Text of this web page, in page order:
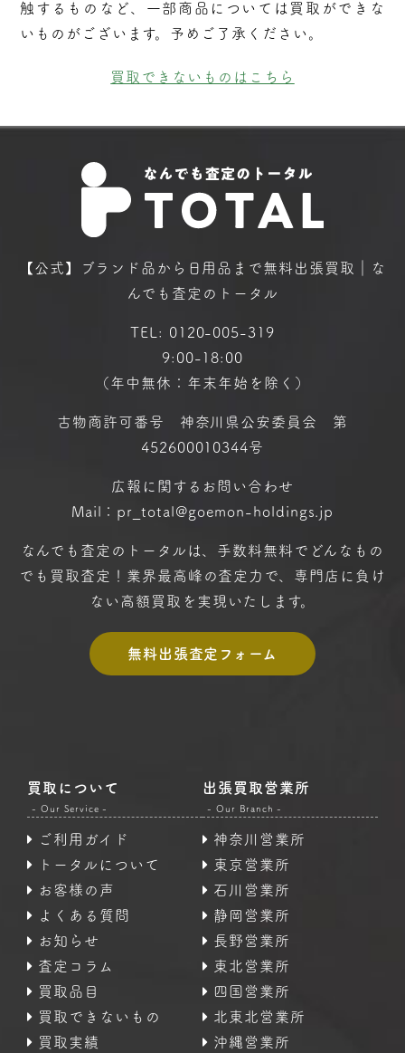
触するものなど、⼀部商品については買取ができな
いものがございます。予めご了承ください。
買取できないものはこちら
【公式】ブランド品から日用品まで無料出張買取｜な
んでも査定のトータル
TEL: 0120-005-319
9:00-18:00
（年中無休：年末年始を除く）
古物商許可番号 神奈川県公安委員会 第
452600010344号
広報に関するお問い合わせ
Mail：pr_total@goemon-holdings.jp
なんでも査定のトータルは、手数料無料で どんなもの
でも買取査定！ 業界最高峰の査定力で、専門店に 負け
ない高額買取を実現いたします。
無料出張査定フォーム
買取について
- Our Service -
ご利用ガイド
トータルについて
お客様の声
よくある質問
お知らせ
査定コラム
買取品目
買取できないもの
買取実績
出張買取営業所
- Our Branch -
神奈川営業所
東京営業所
石川営業所
静岡営業所
長野営業所
東北営業所
四国営業所
北東北営業所
沖縄営業所